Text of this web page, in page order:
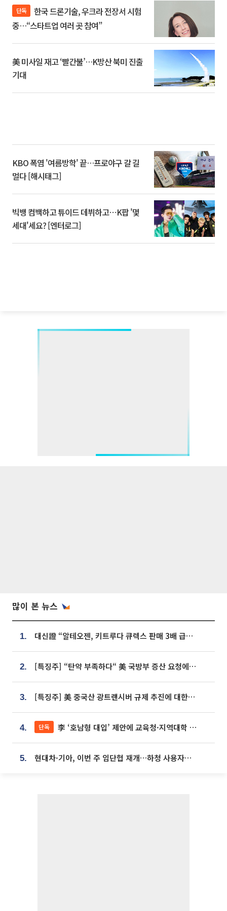
단독
중…“스타트업 여러 곳 참여”
美 미사일 재고 ‘빨간불’…K방산 북미 진출
기대
KBO 폭염 '여름방학' 끝…프로야구 갈 길
멀다 [해시태그]
빅뱅 컴백하고 튜이드 데뷔하고⋯K팝 '몇
세대'세요? [엔터로그]
많이 본 뉴스
1. 대신證 “알테오젠, 키트루다 큐렉스 판매 3배 급증…목표가 41만원 상향”
2. [특징주] “탄약 부족하다“ 美 국방부 증산 요청에⋯국내 방산주 급등세
3. [특징주] 美 중국산 광트랜시버 규제 추진에 대한광통신 등 광통신株 강세
4. 단독 李 ‘호남형 대입’ 제안에 교육청·지역대학 서·논술형 입시 연계 '착수'
5. 현대차·기아, 이번 주 임단협 재개…하청 사용자성 재심도 ‘변수’